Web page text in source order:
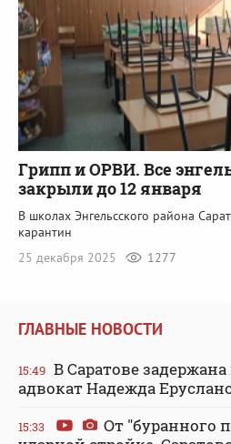
Грипп и ОРВИ. Все
закрыли до 12 января
В школах Энгельсского района
карантин
25 декабря 2025
1277
ГЛАВНЫЕ НОВОСТИ
15:49 В Саратове
адвокат Надежда
15:33
От "буранного